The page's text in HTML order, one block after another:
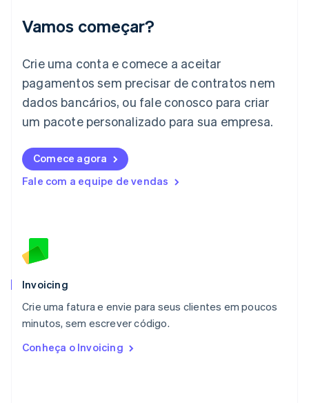
Vamos começar?
Crie uma conta e comece a aceitar
pagamentos sem precisar de contratos nem
dados bancários, ou fale conosco para criar
um pacote personalizado para sua empresa.
Comece agora
Fale com a equipe de vendas
Invoicing
Crie uma fatura e envie para seus clientes em poucos
minutos, sem escrever código.
Conheça o Invoicing
Itália
Japão
Letônia
English
Liechtenstein
Deutsch English
English
Luxemburgo
FrançaisDeutschEnglish
English
México
Noruega
English
Nova Zelândia
English
NederlandsEnglish